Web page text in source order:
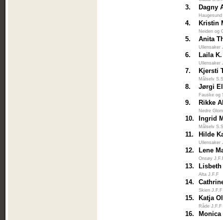
3. Dagny
4. Kristin
Neiden og
5. Anita
Ullensaker
6. Laila
Ullensaker
7. Kjersti
Målselv
8. Jørgi
Fauske og
9. Rikke
Nedre
10. Ingrid
Målselv
11. Hilde
Ullensaker
12. Lene
Onsøy
13.
Alta J.F.F
14.
Skien J.F.F
15. Katja
Råde J.F.F
16.